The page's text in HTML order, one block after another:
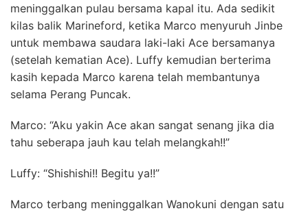
meninggalkan pulau bersama kapal itu. Ada sedikit
kilas balik Marineford, ketika Marco menyuruh Jinbe
untuk membawa saudara laki-laki Ace bersamanya
(setelah kematian Ace). Luffy kemudian berterima
kasih kepada Marco karena telah membantunya
selama Perang Puncak.
Marco: “Aku yakin Ace akan sangat senang jika dia
tahu seberapa jauh kau telah melangkah!!”
Luffy: “Shishishi!! Begitu ya!!”
Marco terbang meninggalkan Wanokuni dengan satu